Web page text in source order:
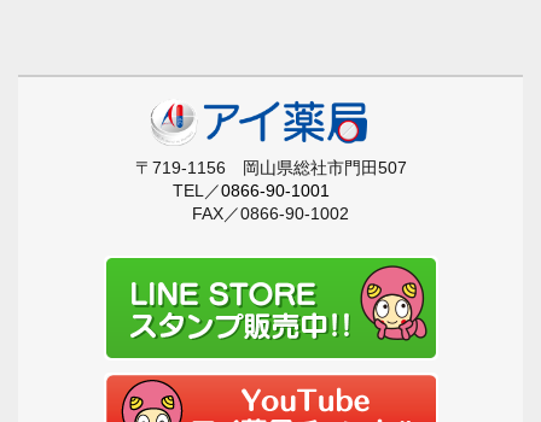
〒719-1156 岡山県総社市門田507
TEL／0866-90-1001
FAX／0866-90-1002